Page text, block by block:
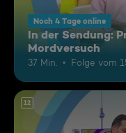
Noch 4 Tage online
In der Sendung:
Mordversuch
37 Min. Folge vom
12